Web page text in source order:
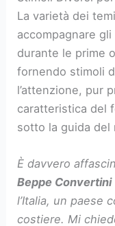
La varietà dei
accompagnare
durante le prime
fornendo stimoli
l’attenzione, pur
caratteristica del
sotto la guida del
È davvero
Beppe Convertini
l’Italia, un paese
costiere. Mi